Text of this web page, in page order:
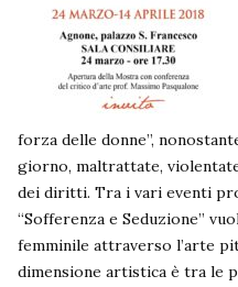
forza delle donne”,
giorno, maltrattate,
dei diritti. Tra i vari eventi
“Sofferenza e Seduzione”
femminile attraverso l’arte
dimensione artistica è tra le